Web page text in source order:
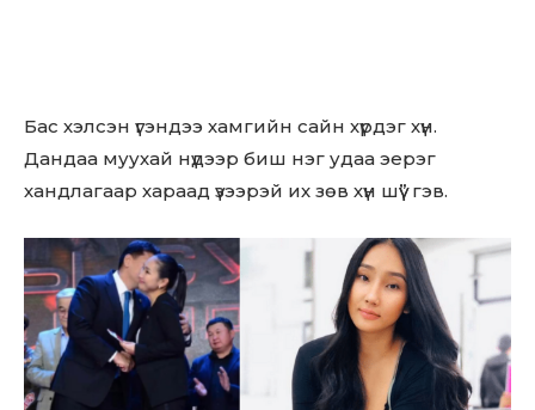
Бас хэлсэн үгэндээ хамгийн сайн хүрдэг хүн.
Дандаа муухай нүдээр биш нэг удаа эерэг
хандлагаар хараад үзээрэй их зөв хүн шүү” гэв.